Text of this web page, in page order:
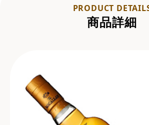
PRODUCT
商品詳細